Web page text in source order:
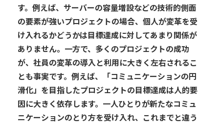
す。 例えば、サーバーの容量増設などの技術的側面
の要素が強いプロジェクトの場合、 個人が変革を受
け入れるかどうかは目標達成に対してあまり関係が
ありません。 一方で、多くのプロジェクトの成功
が、社員の変革の導入と利用に大きく左右されるこ
とも事実です。例えば、「コミュニケーションの円
滑化」 を目指したプロジェクトの目標達成は人的要
因に大きく依存します。 一人ひとりが新たなコミュ
ニケーションのとり方を受け入れ、 これまでと違う